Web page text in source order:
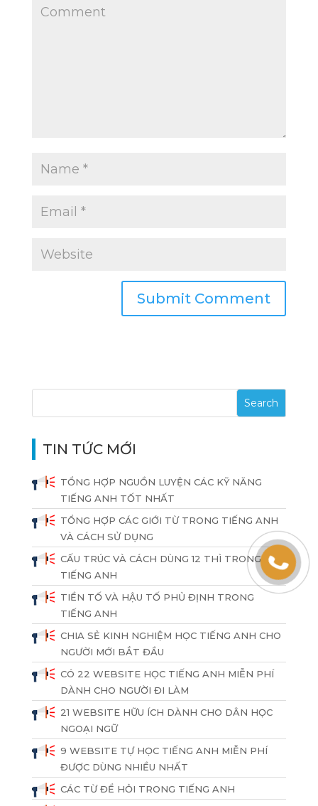
TIN TỨC MỚI
TỔNG HỢP NGUỒN LUYỆN CÁC KỸ NĂNG
TIẾNG ANH TỐT NHẤT
TỔNG HỢP CÁC GIỚI TỪ TRONG TIẾNG ANH
VÀ CÁCH SỬ DỤNG
CẤU TRÚC VÀ CÁCH DÙNG 12 THÌ TRONG
TIẾNG ANH
TIỀN TỐ VÀ HẬU TỐ PHỦ ĐỊNH TRONG
TIẾNG ANH
CHIA SẺ KINH NGHIỆM HỌC TIẾNG ANH CHO
NGƯỜI MỚI BẮT ĐẦU
CÓ 22 WEBSITE HỌC TIẾNG ANH MIỄN PHÍ
DÀNH CHO NGƯỜI ĐI LÀM
21 WEBSITE HỮU ÍCH DÀNH CHO DÂN HỌC
NGOẠI NGỮ
9 WEBSITE TỰ HỌC TIẾNG ANH MIỄN PHÍ
ĐƯỢC DÙNG NHIỀU NHẤT
CÁC TỪ ĐỂ HỎI TRONG TIẾNG ANH